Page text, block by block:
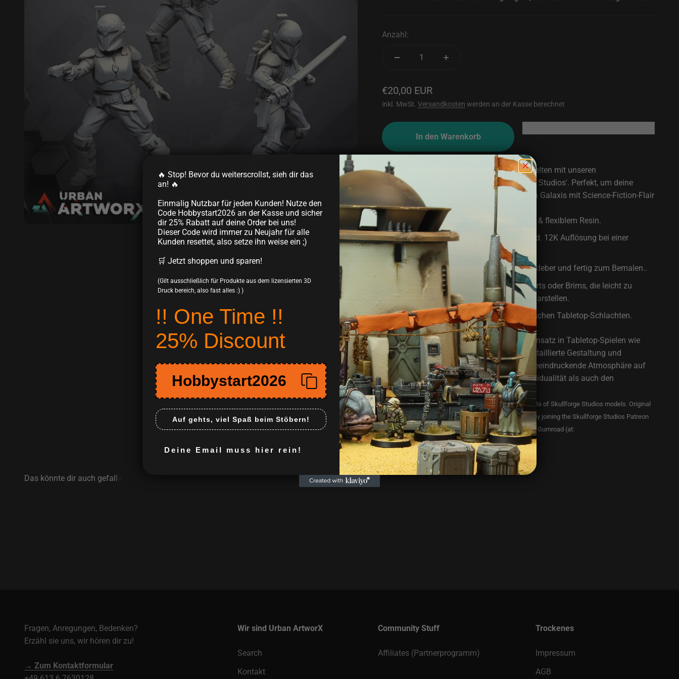
Anzahl:
Angebot
€20,00 EUR
inkl. MwSt. Versandkosten werden an der Kasse berechnet
In den Warenkorb
Flieg davon, hin zu phänomenalen Sci-Fi-Welten mit unseren
hochdetaillierten Miniaturen von 'Skullforge Studios'. Perfekt, um deine
Tabletop-Schlachten in einer weit entfernten Galaxis mit Science-Fiction-Flair
zu beleben.
Hergestellt aus hochwertigem, robustem & flexiblem Resin.
Gedruckt in super feinen Details mit mind. 12K Auflösung bei einer
Schichtstärke von spektakulären 0,02mm
Einfacher Zusammenbau mit Sekundenkleber und fertig zum Bemalen..
Eventuelle leichte Reste von Drucksupports oder Brims, die leicht zu
entfernen sind und keinen Produktmangel darstellen.
Perfekt für den intensiven Einsatz in epischen Tabletop-Schlachten.
Diese Sci-Fi-Miniaturen sind ideal für den Einsatz in Tabletop-Spielen wie
Star Wars: Legion oder Shatterpoint. Ihre detaillierte Gestaltung und
hochwertige Verarbeitung sorgen für eine beeindruckende Atmosphäre auf
dem Spielfeld und erhöhen sowohl die Individualität als auch den
Spaßfaktor deiner Spiele.
This company is officially licensed to sell physical prints of Skullforge Studios models. Original
digital .stl files of this model can be purchased either by joining the Skullforge Studios Patreon
(at:https://www.patreon.com/skullforgestudios),or at Gumroad (at:
https://skullforgestudios.gumroad.com/)
Fragen, Anregungen, Bedenken?
Erzähl sie uns, wir hören dir zu!
→ Zum Kontaktformular
Wir sind Urban ArtworX
Search
Kontakt
Community Stuff
Affiliates (Partnerprogramm)
Trockenes
Impressum
AGB
🔥 Stop! Bevor du weiterscrollst, sieh dir das
an! 🔥
Einmalig Nutzbar für jeden Kunden! Nutze den
Code Hobbystart2026 an der Kasse und sicher
dir 25% Rabatt auf deine Order bei uns!
Dieser Code wird immer zu Neujahr für alle
Kunden resettet, also setze ihn weise ein ;)
🛒 Jetzt shoppen und sparen!
(Gilt ausschließlich für Produkte aus dem lizensierten 3D
Druck bereich, also fast alles :) )
!! One Time !!
25% Discount
Hobbystart2026
Auf gehts, viel Spaß beim Stöbern!